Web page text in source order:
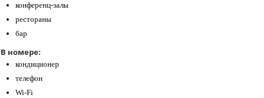
конференц-залы
рестораны
бар
В номере:
кондиционер
телефон
Wi-Fi